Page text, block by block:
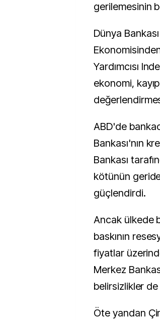
gerilemesinin
Dünya
Yardımcısı
ekonomi,
ABD'de
Bankası'nın
Bankası
kötünün
güçlendirdi.
Ancak ülkede
baskının
fiyatlar
Merkez
belirsizlikler
Öte yandan